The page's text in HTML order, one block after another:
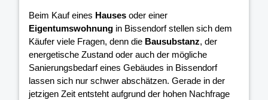
Beim Kauf eines Hauses oder einer
Eigentumswohnung in Bissendorf stellen sich dem
Käufer viele Fragen, denn die Bausubstanz, der
energetische Zustand oder auch der mögliche
Sanierungsbedarf eines Gebäudes in Bissendorf
lassen sich nur schwer abschätzen. Gerade in der
jetzigen Zeit entsteht aufgrund der hohen Nachfrage